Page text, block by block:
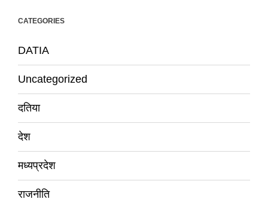
CATEGORIES
DATIA
Uncategorized
दतिया
देश
मध्यप्रदेश
राजनीति